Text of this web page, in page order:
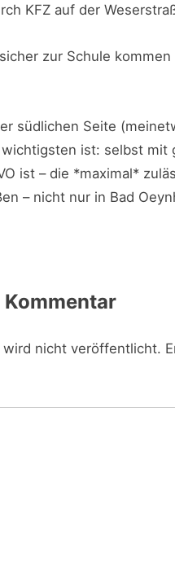
KFZ auf der
zur Schule
südlichen Seite
ist: selbst mit
ist – die *maximal*
– nicht nur in Bad
nicht veröffentlicht.